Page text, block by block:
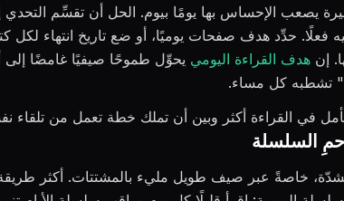
يصعب الإحساس بها يومًا بيوم. الحل أن تقسِّم
فعلًا. حدِّد هدف صفحات يوميًا، أو ضع تاريخ انتهاء لكل
إن هدف القراءة اليومي يحوِّل طموحًا صيفيًا غامضًا
تشطبه كل مساء.
في القراءة أكثر وبين أن تملك خطة تعمل من تلقاء
السلسلة
خاصةً عبر صيف طويل مليء بالمشتتات. أكثر طريقة